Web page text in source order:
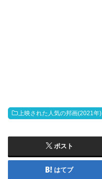
上映された人気の邦画(2021年)
ポスト
はてブ